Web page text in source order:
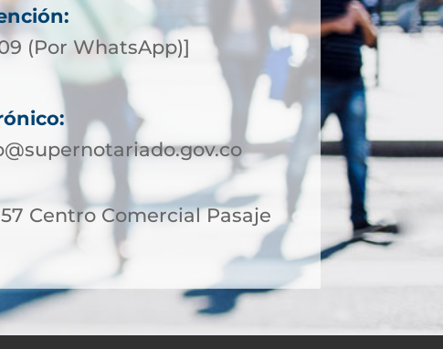
(Por WhatsApp)]
Centro Comercial Pasaje